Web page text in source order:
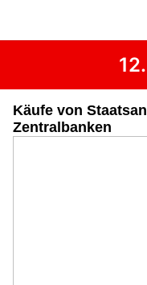
Käufe von
Zentralbanken